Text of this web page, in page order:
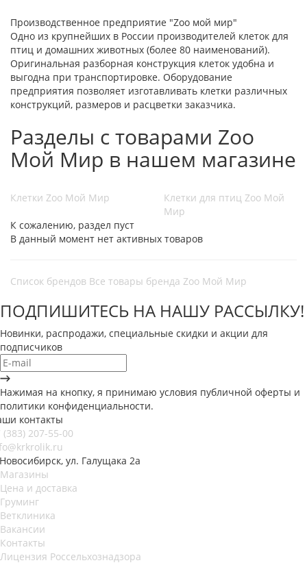
Производственное предприятие "Zoo мой мир"
Одно из крупнейших в России производителей клеток для
птиц и домашних животных (более 80 наименований).
Оригинальная разборная конструкция клеток удобна и
выгодна при транспортировке. Оборудование
предприятия позволяет изготавливать клетки различных
конструкций, размеров и расцветки заказчика.
Разделы с товарами Zoo
Мой Мир в нашем магазине
Клетки Zoo Мой Мир
Клетки для птиц Zoo Мой
Мир
К сожалению, раздел пуст
В данный момент нет активных товаров
Список брендов Все товары бренда Zoo Мой Мир
ПОДПИШИТЕСЬ НА НАШУ РАССЫЛКУ!
Новинки, распродажи, специальные скидки и акции для
подписчиков
Нажимая на кнопку, я принимаю условия публичной оферты и
политики конфиденциальности.
контакты
(383) 207-55-00
ул. Галущака 2а
Магазины
Цена и доставка
Груминг
Ветклиника
Вакансии
Контакты
Лицензия Россельхознадзора